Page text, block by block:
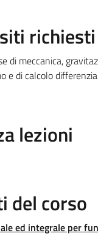
richiesti
di meccanica,
e di calcolo
lezioni
del corso
ed integrale per